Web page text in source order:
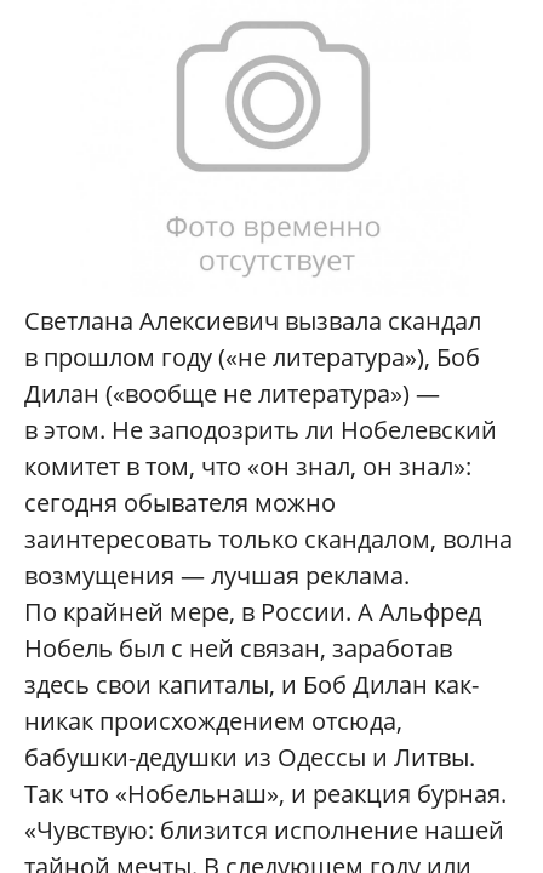
Светлана Алексиевич вызвала скандал
в прошлом году («не литература»), Боб
Дилан («вообще не литература») —
в этом. Не заподозрить ли Нобелевский
комитет в том, что «он знал, он знал»:
сегодня обывателя можно
заинтересовать только скандалом, волна
возмущения — лучшая реклама.
По крайней мере, в России. А Альфред
Нобель был с ней связан, заработав
здесь свои капиталы, и Боб Дилан как-
никак происхождением отсюда,
бабушки-дедушки из Одессы и Литвы.
Так что «Нобельнаш», и реакция бурная.
«Чувствую: близится исполнение нашей